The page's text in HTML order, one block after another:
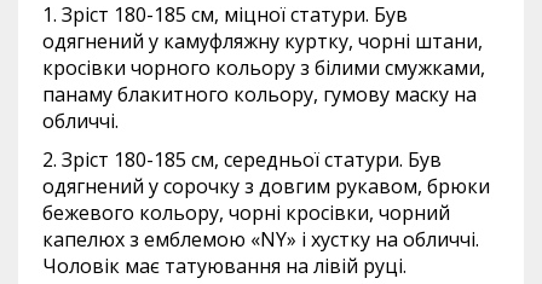
1. Зріст 180-185 см, міцної статури. Був
одягнений у камуфляжну куртку, чорні штани,
кросівки чорного кольору з білими смужками,
панаму блакитного кольору, гумову маску на
обличчі.
2. Зріст 180-185 см, середньої статури. Був
одягнений у сорочку з довгим рукавом, брюки
бежевого кольору, чорні кросівки, чорний
капелюх з емблемою «NY» і хустку на обличчі.
Чоловік має татуювання на лівій руці.